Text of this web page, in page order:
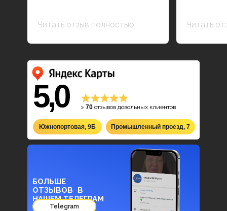
Читать
Читать отзыв полностью
5,0 > 70 отзывов довольных клиентов
Промышленный проезд, 7
Южнопортовая, 9Б
БОЛЬШЕ
ОТЗЫВОВ В
НАШЕМ ТЕЛЕГРАМ
Telegram